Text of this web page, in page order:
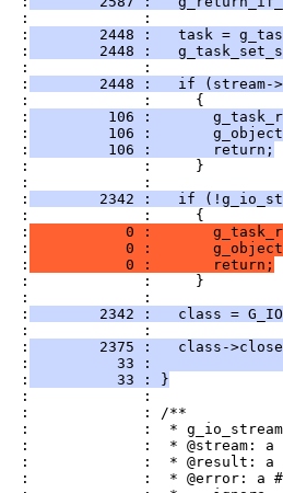
:             :
:
2448 :   task =
:
2448 :
:             :
:
2448 :   if (stream-
:             :     {
:
106 :
:
106 :
:
         106 :       return;
:             :     }
:             :
:
2342 :   if
:             :     {
:
0 :
:
0 :
:
           0 :       return;
:             :     }
:             :
:
2342 :   class =
:             :
:
2375 :   class-
:
33 :
:
          33 : }
:             :
:             : /**
:             :  *
:             :  * @stream: a
:             :  * @result: a
:             :  * @error: a